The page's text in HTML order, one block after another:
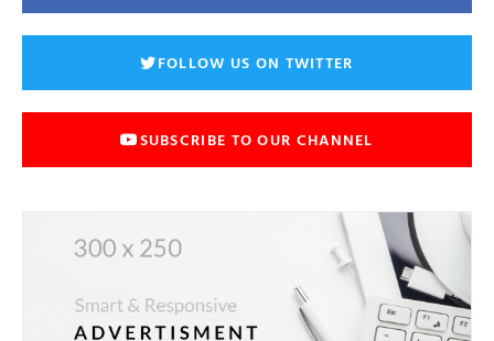
FOLLOW US ON TWITTER
SUBSCRIBE TO OUR CHANNEL